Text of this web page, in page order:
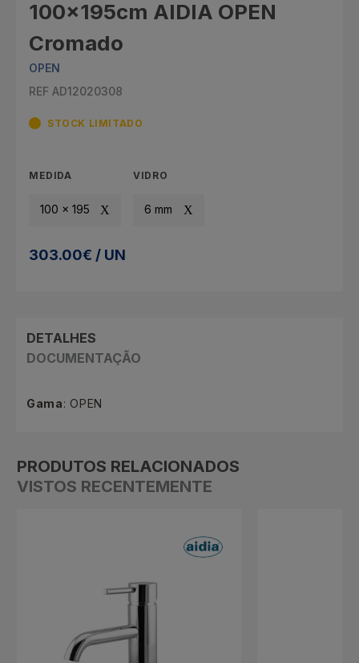
100x195cm AIDIA OPEN
Cromado
OPEN
REF AD12020308
STOCK LIMITADO
MEDIDA
100 x 195
VIDRO
6 mm
303.00€ / UN
DETALHES
DOCUMENTAÇÃO
Gama: OPEN
PRODUTOS RELACIONADOS
VISTOS RECENTEMENTE